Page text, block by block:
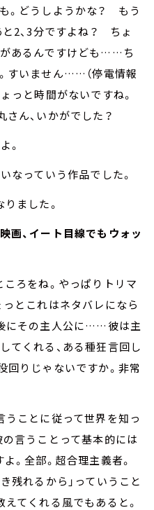
。どうしようかな？ もう
2、3分ですよね？ ちょ
あるんですけども……ち
すいません……（停電情報
っと時間がないですね。
ん、いかがでした？
。
なっていう作品でした。
ました。
、イート目線でもウォッ
ろをね。やっぱりトリマ
っとこれはネタバレになら
にその主人公に……彼は主
てくれる、ある種狂言回し
回りじゃないですか。非常
うことに従って世界を知っ
の言うことって基本的には
。全部。超合理主義者。
残れるから」っていうこと
てくれる風でもあると。